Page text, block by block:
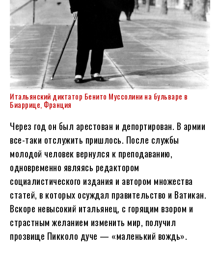
Итальянский диктатор Бенито Муссолини на бульваре в
Биаррице, Франция
Через год он был арестован и депортирован. В армии
все-таки отслужить пришлось. После службы
молодой человек вернулся к преподаванию,
одновременно являясь редактором
социалистического издания и автором множества
статей, в которых осуждал правительство и Ватикан.
Вскоре невысокий итальянец, с горящим взором и
страстным желанием изменить мир, получил
прозвище Пикколо дуче — «маленький вождь».